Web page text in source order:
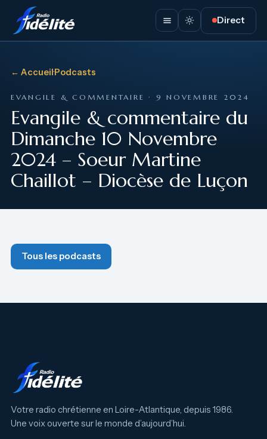
Direct
← Accueil·Podcasts
EVANGILE & COMMENTAIRE · 9 NOVEMBRE 2024
Evangile & commentaire du
Dimanche 10 Novembre
2024 – Soeur Martine
Chaillot – Diocèse de Luçon
Tous les podcasts
Votre radio chrétienne en Loire-Atlantique, depuis 1986.
Une voix ouverte sur le monde d’aujourd’hui.